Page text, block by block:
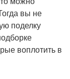
вы не
поделку
воплотить в